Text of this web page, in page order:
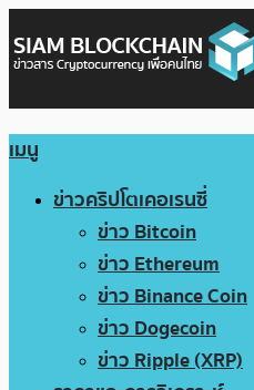
เมนู
ข่าวคริปโตเคอเรนซี่
ข่าว Bitcoin
ข่าว Ethereum
ข่าว Binance Coin
ข่าว Dogecoin
ข่าว Ripple (XRP)